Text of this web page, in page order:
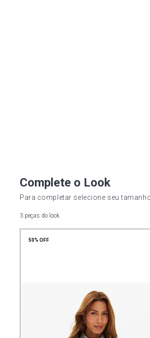
Complete o Look
Para completar selecione seu
3 peças do look
50% OFF